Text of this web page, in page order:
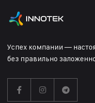
Успех компании —
без правильно